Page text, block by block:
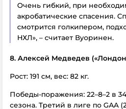
Очень гибкий, при
акробатические спасения.
смотрится голкипером,
НХЛ», – считает Вуоринен.
8. Алексей Медведев («Лондон
Рост: 191 см, вес: 82 кг.
Победы-поражения: 22–8–2 в
сезона. Третий в лиге по GAA